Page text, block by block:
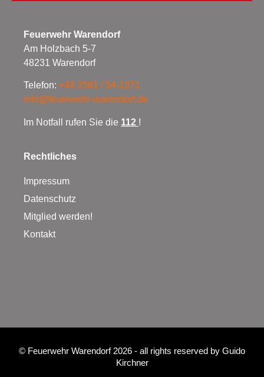
Feuerwehr Warendorf
Am Holzbach 5-7
48231 Warendorf
Telefon: +49 2581 / 54-1371
info@feuerwehr-warendorf.de
Im Notfall rufen Sie die 112 !
Rechtliches
Impressum
Datenschutz
Mitglied werden!
Kontakt
© Feuerwehr Warendorf 2026 - all rights reserved by Guido
Kirchner